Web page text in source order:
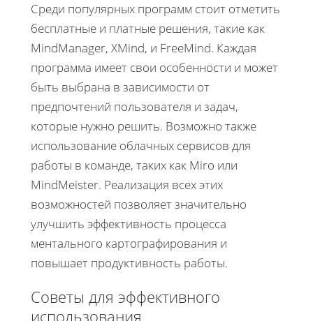
Среди популярных программ стоит отметить
бесплатные и платные решения, такие как
MindManager, XMind, и FreeMind. Каждая
программа имеет свои особенности и может
быть выбрана в зависимости от
предпочтений пользователя и задач,
которые нужно решить. Возможно также
использование облачных сервисов для
работы в команде, таких как Miro или
MindMeister. Реализация всех этих
возможностей позволяет значительно
улучшить эффективность процесса
ментального картографирования и
повышает продуктивность работы.
Советы для эффективного
использования